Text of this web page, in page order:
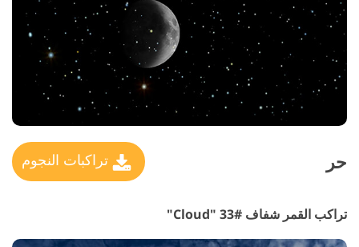
حر تراكبات النجوم
تراكب القمر شفاف #33 "Cloud"